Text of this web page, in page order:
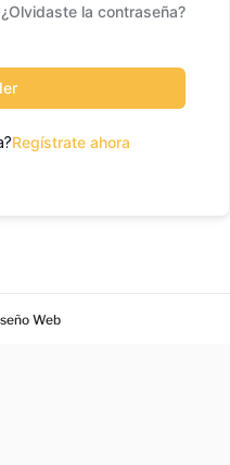
¿Olvidaste la contraseña?
Regístrate ahora
Web